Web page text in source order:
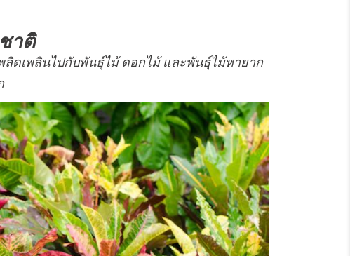
าติ
ดเพลินไปกับพันธุ์ไม้ ดอกไม้ และพันธุ์ไม้หายาก